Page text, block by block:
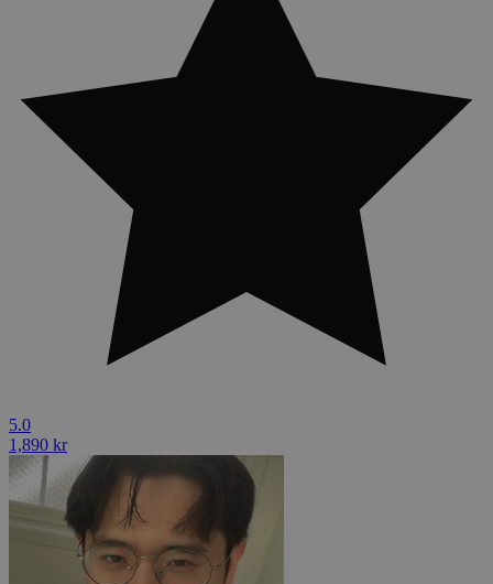
5.0
1,890 kr